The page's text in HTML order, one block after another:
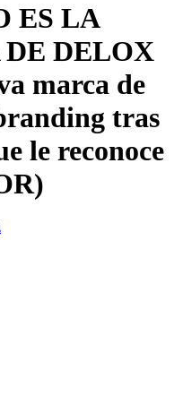
ES LA
DELOX
marca de
tras
le reconoce